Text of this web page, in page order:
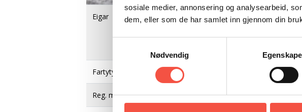
sosiale medier, annonsering og analysearbeid,
dem, eller som de har samlet inn gjennom din
Nødvendig
Eigar
1913 John Orseth P/
1918 Martin Evjen,
1926 Alfred
Fartytype
Reg. merke T 64 T